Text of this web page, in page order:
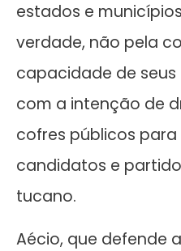
estados e
verdade, não pela
capacidade de
com a intenção de
cofres públicos
candidatos e
tucano.
Aécio, que defende